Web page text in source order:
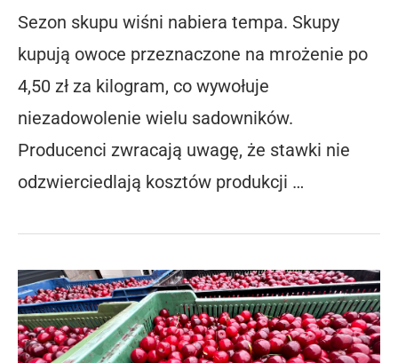
Sezon skupu wiśni nabiera tempa. Skupy
kupują owoce przeznaczone na mrożenie po
4,50 zł za kilogram, co wywołuje
niezadowolenie wielu sadowników.
Producenci zwracają uwagę, że stawki nie
odzwierciedlają kosztów produkcji …